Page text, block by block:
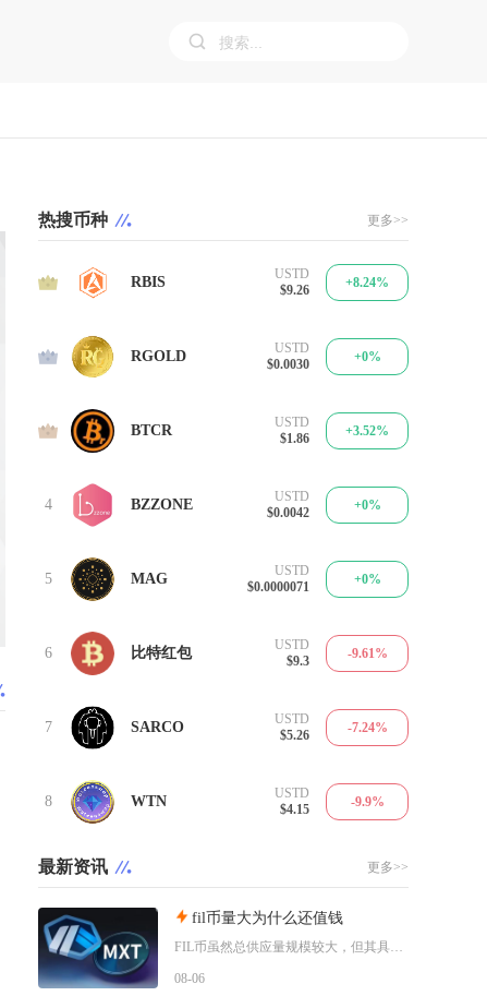
热搜币种 更多>>
1 RBIS
USTD
$9.26
+8.24%
2 RGOLD
USTD
$0.0030
+0%
3 BTCR
USTD
$1.86
+3.52%
4 BZZONE
USTD
$0.0042
+0%
5 MAG
USTD
$0.0000071
+0%
6 比特红包
USTD
$9.3
-9.61%
7 SARCO
USTD
$5.26
-7.24%
8 WTN
USTD
$4.15
-9.9%
最新资讯 更多>>
fil币量大为什么还值钱
FIL币虽然总供应量规模较大，但其具备多层级的锁仓约束、动态通缩机制、真实落地的去中心化存
08-06